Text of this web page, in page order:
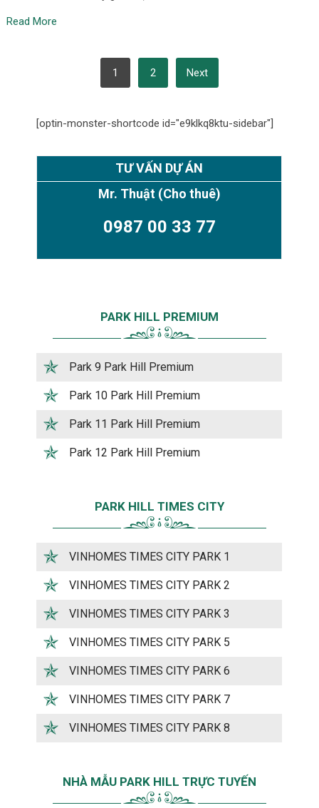
Read More
1 2 Next
[optin-monster-shortcode id="e9klkq8ktu-sidebar"]
TƯ VẤN DỰ ÁN
Mr. Thuật (Cho thuê)
0987 00 33 77
PARK HILL PREMIUM
Park 9 Park Hill Premium
Park 10 Park Hill Premium
Park 11 Park Hill Premium
Park 12 Park Hill Premium
PARK HILL TIMES CITY
VINHOMES TIMES CITY PARK 1
VINHOMES TIMES CITY PARK 2
VINHOMES TIMES CITY PARK 3
VINHOMES TIMES CITY PARK 5
VINHOMES TIMES CITY PARK 6
VINHOMES TIMES CITY PARK 7
VINHOMES TIMES CITY PARK 8
NHÀ MẪU PARK HILL TRỰC TUYẾN